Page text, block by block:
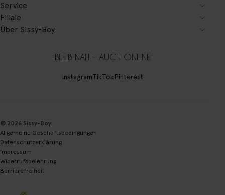
Service
Filiale
Über Sissy-Boy
BLEIB NAH – AUCH ONLINE
InstagramTikTokPinterest
© 2026 Sissy-Boy
Allgemeine Geschäftsbedingungen
Datenschutzerklärung
Impressum
Widerrufsbelehrung
Barrierefreiheit